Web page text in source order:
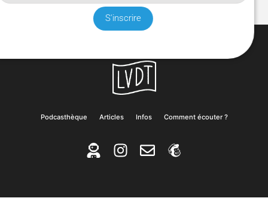
Podcasthèque Articles Infos Comment écouter ?
S'inscrire